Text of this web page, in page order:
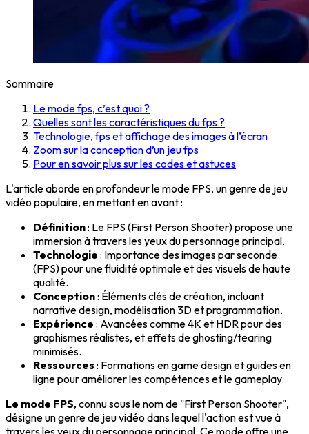
Sommaire
Le mode fps, c’est quoi ?
Quelles sont les caractéristiques du fps ?
Technologie, fps et affichage des images à l’écran
Zoom sur la conception d’un jeu fps
Pour en savoir plus sur les codes et astuces
L'article aborde en profondeur le mode FPS, un genre de jeu
vidéo populaire, en mettant en avant :
Définition: Le FPS (First Person Shooter) propose une
immersion à travers les yeux du personnage principal.
Technologie : Importance des images par seconde
(FPS) pour une fluidité optimale et des visuels de haute
qualité.
Conception: Éléments clés de création, incluant
narrative design, modélisation 3D et programmation.
Expérience : Avancées comme 4K et HDR pour des
graphismes réalistes, et effets de ghosting/tearing
minimisés.
Ressources : Formations en game design et guides en
ligne pour améliorer les compétences et le gameplay.
Le mode FPS, connu sous le nom de "First Person Shooter",
désigne un genre de jeu vidéo danslequel l'action est vueà
travers les yeux du personnage principal. Ce mode offre une